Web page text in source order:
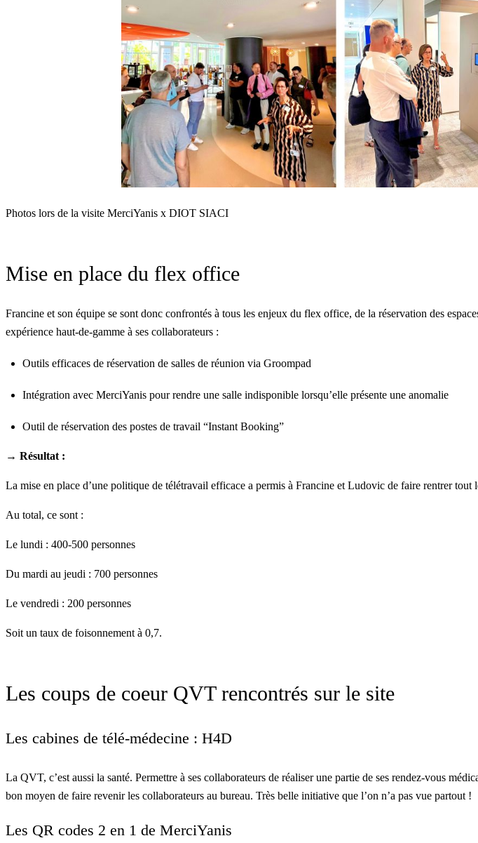
Photos lors de la visite MerciYanis x DIOT SIACI
Mise en place du flex office
Francine et son équipe se sont donc confrontés à tous les enjeux du flex office, de la réservation des
expérience haut-de-gamme à ses collaborateurs :
Outils efficaces de réservation de salles de réunion via Groompad
Intégration avec MerciYanis pour rendre une salle indisponible lorsqu’elle présente une anomalie
Outil de réservation des postes de travail “Instant Booking”
→ Résultat :
La mise en place d’une politique de télétravail efficace a permis à Francine et Ludovic de faire rentrer tout
Au total, ce sont :
Le lundi : 400-500 personnes
Du mardi au jeudi : 700 personnes
Le vendredi : 200 personnes
Soit un taux de foisonnement à 0,7.
Les coups de coeur QVT rencontrés sur le site
Les cabines de télé-médecine : H4D
La QVT, c’est aussi la santé. Permettre à ses collaborateurs de réaliser une partie de ses rendez-vous
bon moyen de faire revenir les collaborateurs au bureau. Très belle initiative que l’on n’a pas vue partout !
Les QR codes 2 en 1 de MerciYanis